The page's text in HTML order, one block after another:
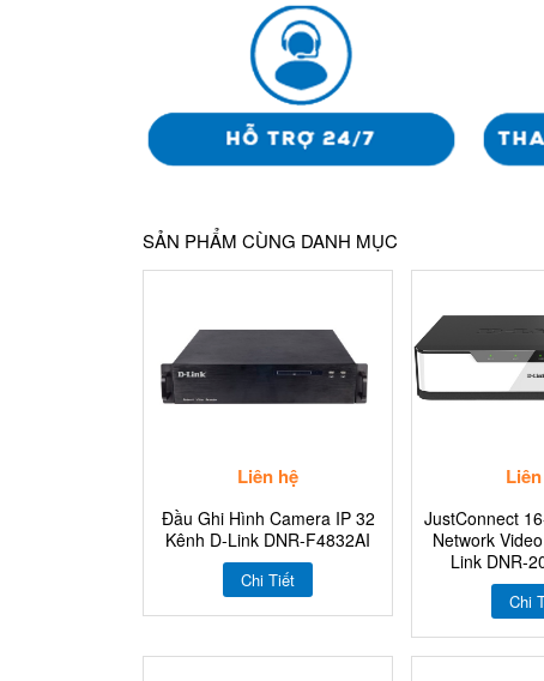
SẢN PHẨM CÙNG DANH MỤC
Liên hệ
Đầu Ghi Hình Camera IP 32
Kênh D-Link DNR-F4832AI
Chi Tiết
JustConnect
Network
Link DNR-
Chi